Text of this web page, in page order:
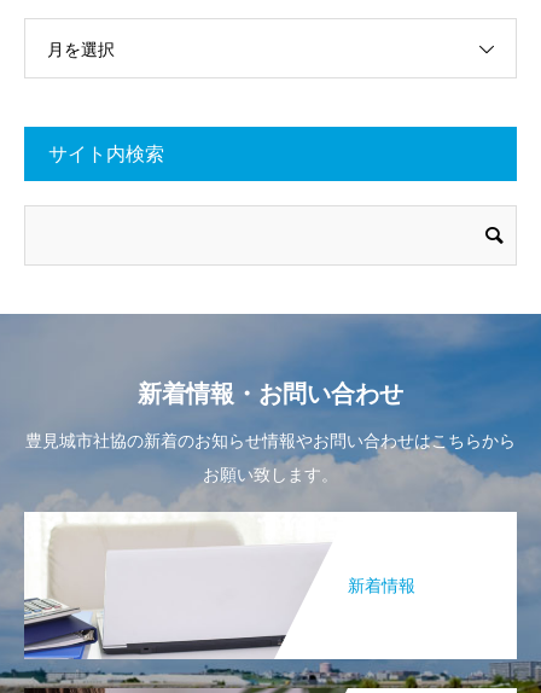
月を選択
サイト内検索
新着情報・お問い合わせ
豊見城市社協の新着のお知らせ情報やお問い合わせはこちらから
お願い致します。
新着情報